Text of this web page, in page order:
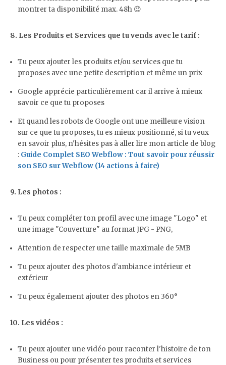
montrer ta disponibilité max. 48h 😉
8. Les Produits et Services que tu vends avec le tarif :
Tu peux ajouter les produits et/ou services que tu
proposes avec une petite description et même un prix
Google apprécie particulièrement car il arrive à mieux
savoir ce que tu proposes
Et quand les robots de Google ont une meilleure vision
sur ce que tu proposes, tu es mieux positionné, si tu veux
en savoir plus, n'hésites pas à aller lire mon article de blog
: Guide Complet SEO Webflow : Tout savoir pour réussir
son SEO sur Webflow (14 actions à faire)
9. Les photos :
Tu peux compléter ton profil avec une image "Logo" et
une image "Couverture" au format JPG - PNG,
Attention de respecter une taille maximale de 5MB
Tu peux ajouter des photos d'ambiance intérieur et
extérieur
Tu peux également ajouter des photos en 360°
10. Les vidéos :
Tu peux ajouter une vidéo pour raconter l'histoire de ton
Business ou pour présenter tes produits et services